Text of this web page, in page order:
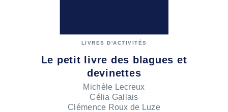
LIVRES D'ACTIVITÉS
Le petit livre des blagues et
devinettes
Michèle Lecreux
Célia Gallais
Clémence Roux de Luze